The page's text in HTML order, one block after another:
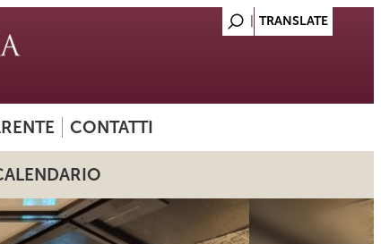
CONTATTI